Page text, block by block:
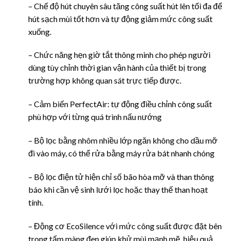
– Chế độ hút chuyên sâu tăng công suất hút lên tối đa để
hút sạch mùi tốt hơn và tự động giảm mức công suất
xuống.
– Chức năng hẹn giờ tắt thông minh cho phép người
dùng tùy chỉnh thời gian vận hành của thiết bị trong
trường hợp không quan sát trực tiếp được.
– Cảm biến PerfectAir: tự động điều chỉnh công suất
phù hợp với từng quá trình nấu nướng
– Bộ lọc bằng nhôm nhiều lớp ngăn không cho dầu mỡ
đi vào máy, có thể rửa bằng máy rửa bát nhanh chóng
– Bộ lọc điện tử hiện chỉ số bão hòa mỡ và than thông
báo khi cần vệ sinh lưới lọc hoặc thay thế than hoạt
tính.
– Động cơ EcoSilence với mức công suất được đặt bên
trong tấm màng đen giúp khử mùi mạnh mẽ, hiệu quả